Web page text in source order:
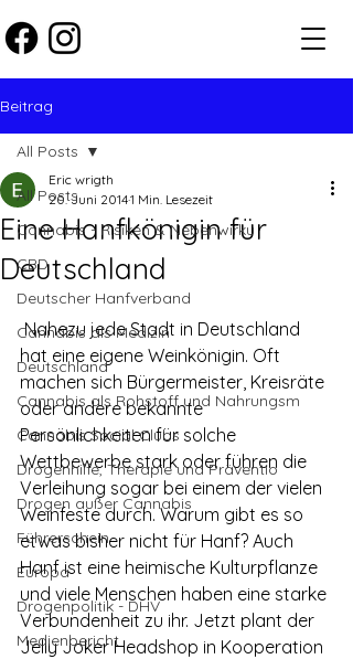
Beitrag
All Posts
Cannabis - Risiken & Nebenwirku
CBD
Deutscher Hanfverband
Cannabis als Medizin
Deutschland
Cannabis als Rohstoff und Nahrungsm
Cannabis Social Clubs
Drogenhilfe, Therapie und Präventio
Drogen außer Cannabis
Führerschein
Europa
Drogenpolitik - DHV
Medienbericht
All Posts
Eine Hanfkönigin für
Deutschland
Eric wrigth
20. Juni 20141 Min. Lesezeit
Nahezu jede Stadt in Deutschland
hat eine eigene Weinkönigin. Oft
machen sich Bürgermeister, Kreisräte
oder andere bekannte
Persönlichkeiten für solche
Wettbewerbe stark oder führen die
Verleihung sogar bei einem der vielen
Weinfeste durch. Warum gibt es so
etwas bisher nicht für Hanf? Auch
Hanf ist eine heimische Kulturpflanze
und viele Menschen haben eine starke
Verbundenheit zu ihr. Jetzt plant der
Jelly Joker Headshop in Kooperation